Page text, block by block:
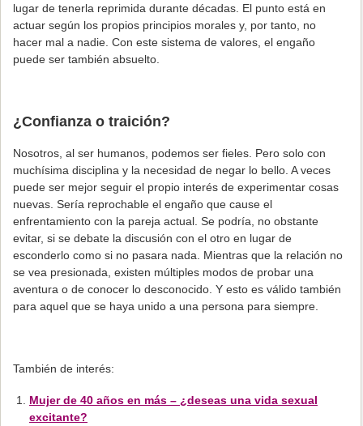
lugar de tenerla reprimida durante décadas. El punto está en
actuar según los propios principios morales y, por tanto, no
hacer mal a nadie. Con este sistema de valores, el engaño
puede ser también absuelto.
¿Confianza o traición?
Nosotros, al ser humanos, podemos ser fieles. Pero solo con
muchísima disciplina y la necesidad de negar lo bello. A veces
puede ser mejor seguir el propio interés de experimentar cosas
nuevas. Sería reprochable el engaño que cause el
enfrentamiento con la pareja actual. Se podría, no obstante
evitar, si se debate la discusión con el otro en lugar de
esconderlo como si no pasara nada. Mientras que la relación no
se vea presionada, existen múltiples modos de probar una
aventura o de conocer lo desconocido. Y esto es válido también
para aquel que se haya unido a una persona para siempre.
También de interés:
Mujer de 40 años en más – ¿deseas una vida sexual
excitante?